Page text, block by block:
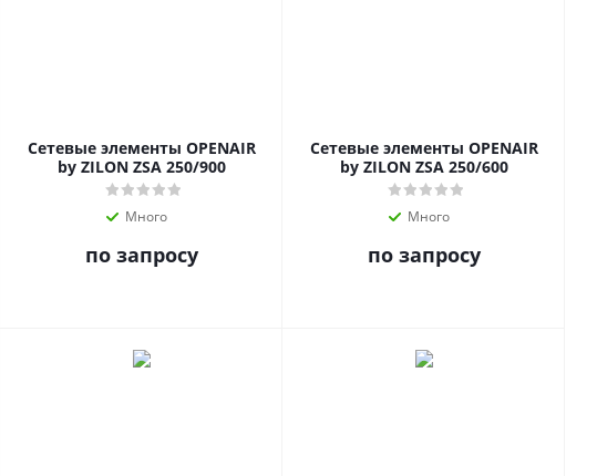
Сетевые элементы OPENAIR
by ZILON ZSA 250/900
Много
по запросу
Сетевые элементы OPENAIR
by ZILON ZSA 250/600
Много
по запросу